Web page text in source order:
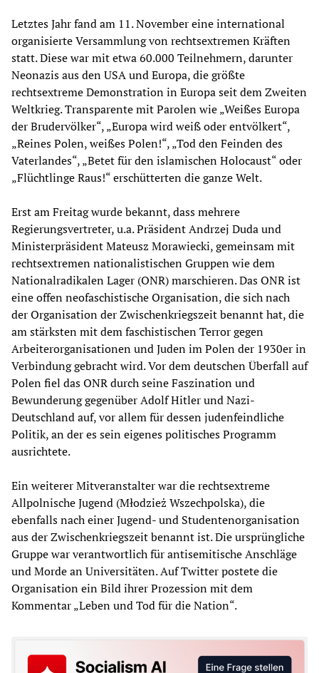
Letztes Jahr fand am 11. November eine international
organisierte Versammlung von rechtsextremen Kräften
statt. Diese war mit etwa 60.000 Teilnehmern, darunter
Neonazis aus den USA und Europa, die größte
rechtsextreme Demonstration in Europa seit dem Zweiten
Weltkrieg. Transparente mit Parolen wie „Weißes Europa
der Brudervölker“, „Europa wird weiß oder entvölkert“,
„Reines Polen, weißes Polen!“, „Tod den Feinden des
Vaterlandes“, „Betet für den islamischen Holocaust“ oder
„Flüchtlinge Raus!“ erschütterten die ganze Welt.
Erst am Freitag wurde bekannt, dass mehrere
Regierungsvertreter, u.a. Präsident Andrzej Duda und
Ministerpräsident Mateusz Morawiecki, gemeinsam mit
rechtsextremen nationalistischen Gruppen wie dem
Nationalradikalen Lager (ONR) marschieren. Das ONR ist
eine offen neofaschistische Organisation, die sich nach
der Organisation der Zwischenkriegszeit benannt hat, die
am stärksten mit dem faschistischen Terror gegen
Arbeiterorganisationen und Juden im Polen der 1930er in
Verbindung gebracht wird. Vor dem deutschen Überfall auf
Polen fiel das ONR durch seine Faszination und
Bewunderung gegenüber Adolf Hitler und Nazi-
Deutschland auf, vor allem für dessen judenfeindliche
Politik, an der es sein eigenes politisches Programm
ausrichtete.
Ein weiterer Mitveranstalter war die rechtsextreme
Allpolnische Jugend (Młodzież Wszechpolska), die
ebenfalls nach einer Jugend- und Studentenorganisation
aus der Zwischenkriegszeit benannt ist. Die ursprüngliche
Gruppe war verantwortlich für antisemitische Anschläge
und Morde an Universitäten. Auf Twitter postete die
Organisation ein Bild ihrer Prozession mit dem
Kommentar „Leben und Tod für die Nation“.